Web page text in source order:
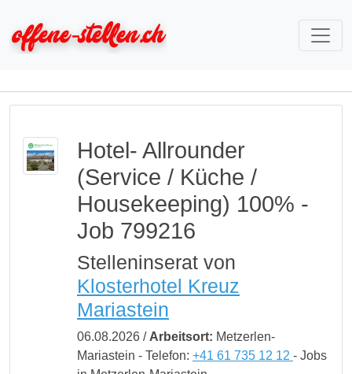
Hotel- Allrounder
(Service / Küche /
Housekeeping) 100% -
Job 799216
Stelleninserat von
Klosterhotel Kreuz
Mariastein
06.08.2026 / Arbeitsort: Metzerlen-
Mariastein - Telefon: +41 61 735 12 12 - Jobs